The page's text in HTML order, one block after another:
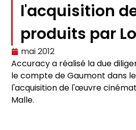
l'acquisition
produits par
mai 2012
Accuracy a réalisé la due
le compte de Gaumont dans
l'acquisition de l'œuvre
Malle.